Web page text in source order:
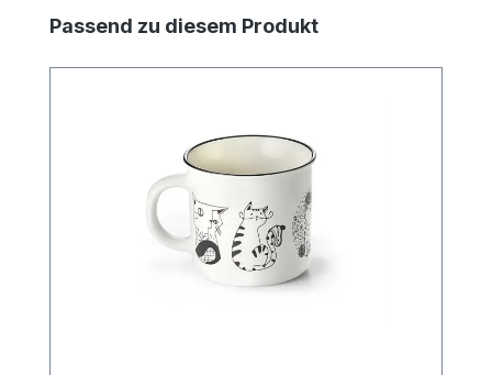
Produktgalerie überspringen
Passend zu diesem Produkt